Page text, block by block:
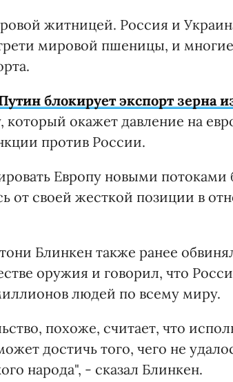
житницей. Россия и
мировой пшеницы, и
блокирует экспорт зерна
который окажет давление на
против России.
Европу новыми потоками
от своей жесткой позиции в
Блинкен также ранее
оружия и говорил, что
людей по всему миру.
похоже, считает, что
достичь того, чего не
народа", - сказал Блинкен.